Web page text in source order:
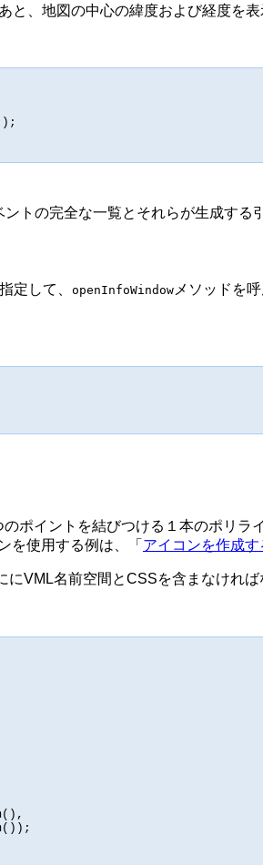
、地図の中心の緯度および経度を表
ントの完全な一覧とそれらが生成する
定して、 openInfoWindow メソッドを
ポイントを結びつける１本のポリラ
を使用する例は、「 アイコンを作成す
VML名前空間とCSSを含まなければ